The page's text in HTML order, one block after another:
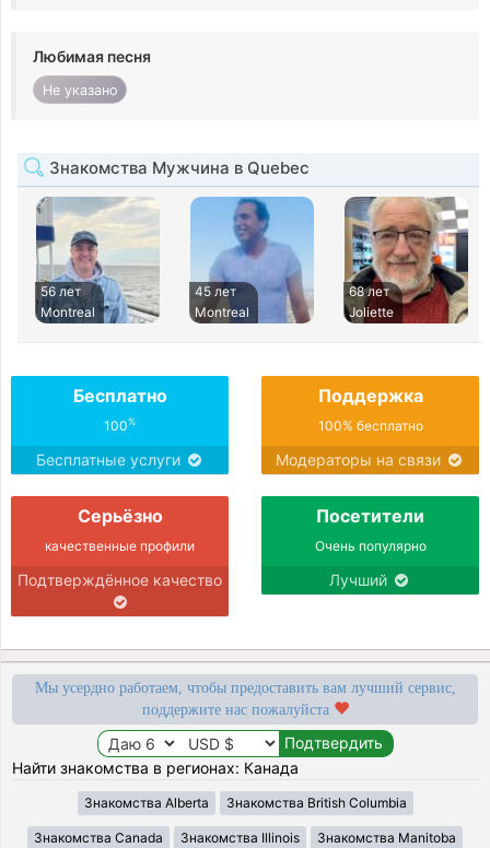
Любимая песня
Не указано
Знакомства Мужчина в Quebec
56 лет
Montreal
45 лет
Montreal
68 лет
Joliette
Бесплатно
100%
Бесплатные услуги
Поддержка
100% бесплатно
Модераторы на связи
Серьёзно
качественные профили
Подтверждённое качество
Посетители
Очень популярно
Лучший
Мы усердно работаем, чтобы предоставить вам лучший сервис,
поддержите нас пожалуйста
Найти знакомства в регионах: Канада
Знакомства Alberta Знакомства British Columbia
Знакомства Canada Знакомства Illinois Знакомства Manitoba